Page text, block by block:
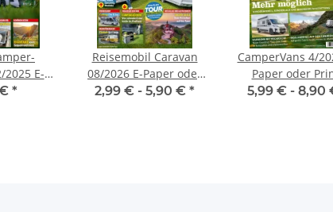
E-
Print-
*
Reisemobil Caravan
08/2026 E-Paper oder
Printausgabe
2,99 € - 5,90 € *
CamperVans 4/
Paper oder
Ausgabe
5,99 € - 8,90